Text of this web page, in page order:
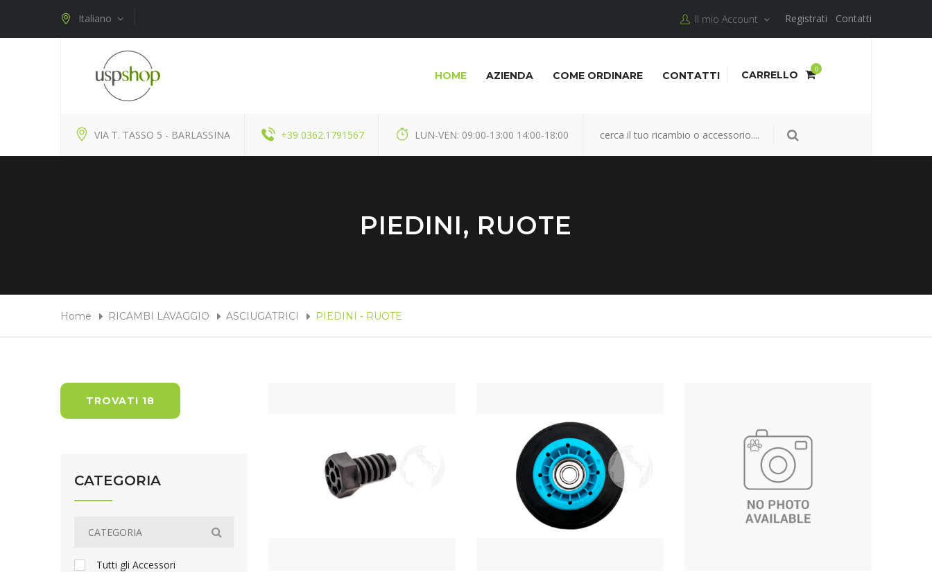
Italiano Il mio Account Registrati Contatti
HOME AZIENDA COME ORDINARE CONTATTI CARRELLO 0
VIA T. TASSO 5 - BARLASSINA +39 0362.1791567 LUN-VEN: 09:00-13:00 14:00-18:00
PIEDINI, RUOTE
Home RICAMBI LAVAGGIO ASCIUGATRICI PIEDINI - RUOTE
TROVATI 18
CATEGORIA
Tutti gli Accessori